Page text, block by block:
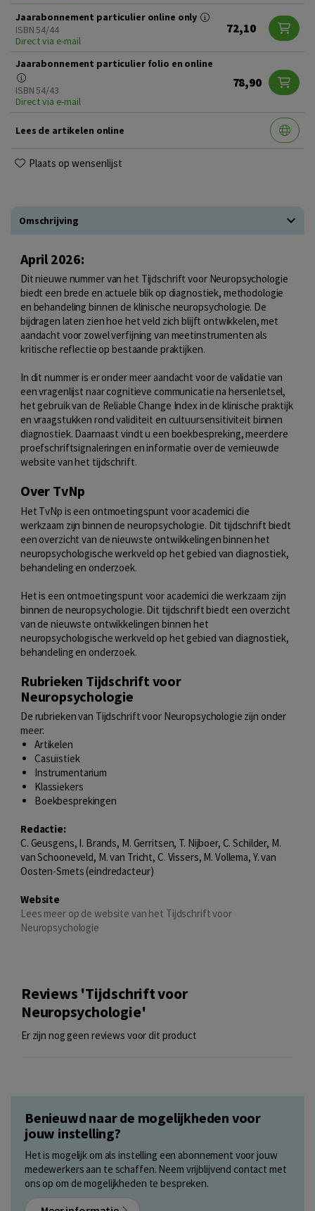
Jaarabonnement particulier online only
ISBN 54/44
Direct via e-mail
72,10
Jaarabonnement particulier folio en online
ISBN 54/43
Direct via e-mail
78,90
Lees de artikelen online
Plaats op wensenlijst
Omschrijving
April 2026:
Dit nieuwe nummer van het Tijdschrift voor Neuropsychologie
biedt een brede en actuele blik op diagnostiek, methodologie
en behandeling binnen de klinische neuropsychologie. De
bijdragen laten zien hoe het veld zich blijft ontwikkelen, met
aandacht voor zowel verfijning van meetinstrumenten als
kritische reflectie op bestaande praktijken.
In dit nummer is er onder meer aandacht voor de validatie van
een vragenlijst naar cognitieve communicatie na hersenletsel,
het gebruik van de Reliable Change Index in de klinische praktijk
en vraagstukken rond validiteit en cultuursensitiviteit binnen
diagnostiek. Daarnaast vindt u een boekbespreking, meerdere
proefschriftsignaleringen en informatie over de vernieuwde
website van het tijdschrift.
Over TvNp
Het TvNp is een ontmoetingspunt voor academici die
werkzaam zijn binnen de neuropsychologie. Dit tijdschrift biedt
een overzicht van de nieuwste ontwikkelingen binnen het
neuropsychologische werkveld op het gebied van diagnostiek,
behandeling en onderzoek.
Het is een ontmoetingspunt voor academici die werkzaam zijn
binnen de neuropsychologie. Dit tijdschrift biedt een overzicht
van de nieuwste ontwikkelingen binnen het
neuropsychologische werkveld op het gebied van diagnostiek,
behandeling en onderzoek.
Rubrieken Tijdschrift voor
Neuropsychologie
De rubrieken van Tijdschrift voor Neuropsychologie zijn onder
meer:
Artikelen
Casuïstiek
Instrumentarium
Klassiekers
Boekbesprekingen
Redactie:
C. Geusgens, I. Brands, M. Gerritsen, T. Nijboer, C. Schilder, M.
van Schooneveld, M. van Tricht, C. Vissers, M. Vollema, Y. van
Oosten-Smets (eindredacteur)
Website
Lees meer op de website van het Tijdschrift voor
Neuropsychologie
Reviews 'Tijdschrift voor
Neuropsychologie'
Er zijn nog geen reviews voor dit product
Benieuwd naar de mogelijkheden voor
jouw instelling?
Het is mogelijk om als instelling een abonnement voor jouw
medewerkers aan te schaffen. Neem vrijblijvend contact met
ons op om de mogelijkheden te bespreken.